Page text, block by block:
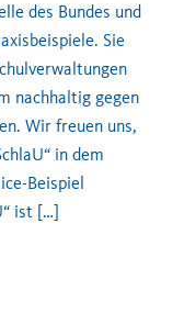
des Bundes und
Sie
nachhaltig gegen
Wir freuen uns,
in dem
Beispiel
ist […]